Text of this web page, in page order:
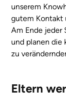
unserem
gutem Kontakt
Am Ende jeder
und planen die
zu
Eltern